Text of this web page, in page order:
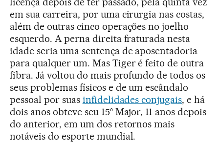
em sua carreira, por uma cirurgia nas costas,
além de outras cinco operações no joelho
esquerdo. A perna direita fraturada nesta
idade seria uma sentença de aposentadoria
para qualquer um. Mas Tiger é feito de outra
fibra. Já voltou do mais profundo de todos os
seus problemas físicos e de um escândalo
pessoal por suas infidelidades conjugais, e há
dois anos obteve seu 15º Major, 11 anos depois
do anterior, em um dos retornos mais
notáveis do esporte mundial.